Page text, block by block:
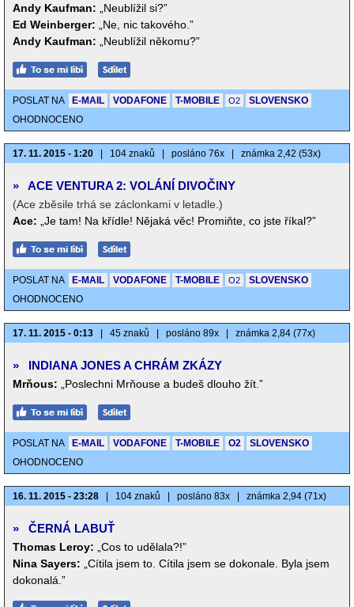
Andy Kaufman:
„Neublížil si?”
Ed Weinberger:
„Ne, nic takového.”
Andy Kaufman:
„Neublížil někomu?”
POSLAT NA E-MAIL VODAFONE T-MOBILE O2
SLOVENSKO
OHODNOCENO
17. 11. 2015 - 1:20 104 znaků posláno 76x známka 2,42 (53x)
» ACE VENTURA 2: VOLÁNÍ DIVOČINY
(Ace zběsile trhá se záclonkami v letadle.)
Ace:
„Je tam! Na křídle! Nějaká věc! Promiňte, co jste říkal?”
POSLAT NA E-MAIL VODAFONE T-MOBILE O2
SLOVENSKO
OHODNOCENO
17. 11. 2015 - 0:13 45 znaků posláno 89x známka 2,84 (77x)
» INDIANA JONES A CHRÁM ZKÁZY
Mrňous: „Poslechni Mrňouse a budeš dlouho žít.”
POSLAT NA E-MAIL VODAFONE T-MOBILE O2
SLOVENSKO
OHODNOCENO
16. 11. 2015 - 23:28 104 znaků posláno 83x známka 2,94 (71x)
» ČERNÁ LABUŤ
Thomas Leroy:
„Cos to udělala?!”
Nina Sayers:
„Cítila jsem to. Cítila jsem se dokonale. Byla jsem
dokonalá.”